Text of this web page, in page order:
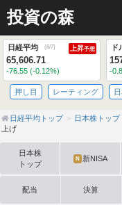
投資の森
日経平均 (8/7) 上昇予想
65,606.71
-76.55 (-0.12%)
ド
-
押し目 レーティング
日経平均トップ 日本株トップ
上げ
日本株
トップ
N 新NISA
配当 決算